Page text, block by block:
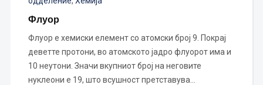
Флуор
Флуор е хемиски елемент со атомски број 9. Покрај
деветте протони, во атомското јадро флуорот има и
10 неутони. Значи вкупниот број на неговите
нуклеони е 19, што всушност претставува…